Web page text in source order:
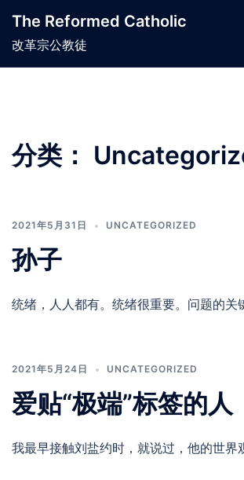
content
The Reformed Catholic
改革宗公教徒
分类：
2021年5月31日 UNCATEGORIZED
孙子
统绪，人人都有。统绪很重要。问题的
2021年5月24日 UNCATEGORIZED
爱贴“极端”标签的人
我最早接触刘盐约时，就说过，他的世